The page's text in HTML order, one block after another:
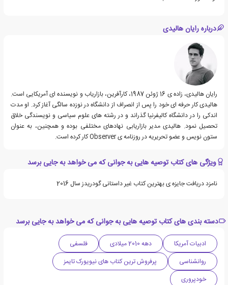
درباره رایان هالیدی
رایان هالیدی، زاده ی 16 ژوئن 1987، کارآفرین، بازاریاب و نویسنده ای آمریکایی است.
هالیدی کار حرفه ای خود را پس از انصراف از دانشگاه در نوزده سالگی آغاز کرد. او مدت
اندکی را در دانشگاه کالیفرنیا گذراند و در رشته های علوم سیاسی و نویسندگی خلاق
تحصیل نمود. هالیدی مدیر بازاریابی نهادهای مختلفی بوده و همچنین، به عنوان
ستون نویس و عضو تحریریه در روزنامه ی Observer کار کرده است.
ویژگی های کتاب توصیه هایی به جوانی که می خواهد به جایی برسد
نامزد دریافت جایزه ی بهترین کتاب غیر داستانی گودریدز سال 2016
دسته بندی های کتاب توصیه هایی به جوانی که می خواهد به جایی برسد
ادبیات آمریکا دهه 2010 میلادی
فلسفی
روانشناسی
پرفروش ترین کتاب های نیویورک تایمز
خودپروری